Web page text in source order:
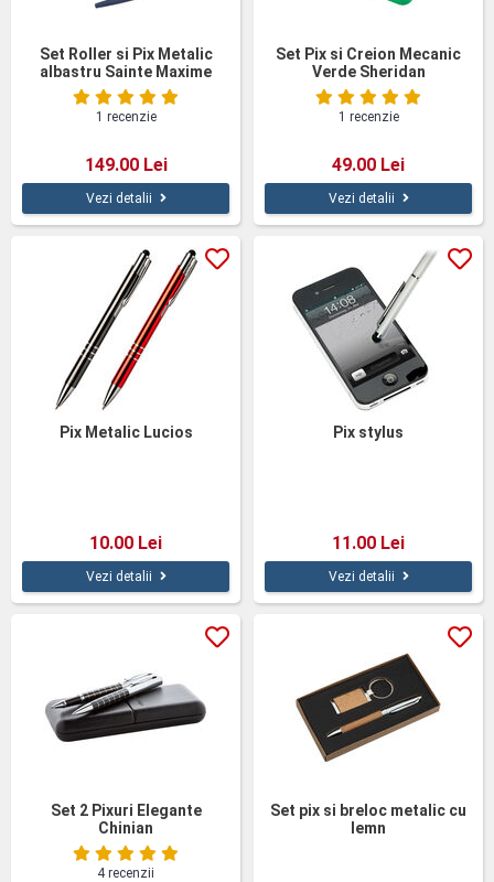
Set Roller si Pix Metalic
albastru Sainte Maxime
1 recenzie
149.00 Lei
Vezi detalii
Set Pix si Creion Mecanic
Verde Sheridan
1 recenzie
49.00 Lei
Vezi detalii
Pix Metalic Lucios
10.00 Lei
Vezi detalii
Pix stylus
11.00 Lei
Vezi detalii
Set 2 Pixuri Elegante
Chinian
4 recenzii
Set pix si breloc metalic cu
lemn